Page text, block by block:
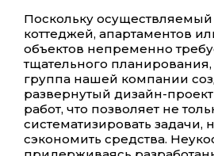
Поскольку
коттеджей, апартаментов
объектов непременно
тщательного
группа нашей компании
развернутый дизайн-
работ, что позволяет не
систематизировать задачи,
сэкономить средства.